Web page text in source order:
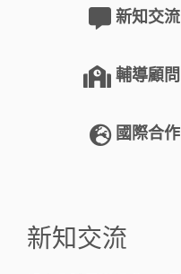
新知交流
輔導顧問
國際合作
新知交流